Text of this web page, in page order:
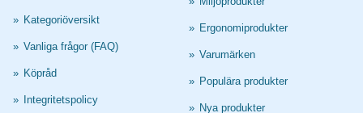
» Kategoriöversikt
» Vanliga frågor (FAQ)
» Köpråd
» Integritetspolicy
» Ergonomiprodukter
» Varumärken
» Populära produkter
» Nya produkter